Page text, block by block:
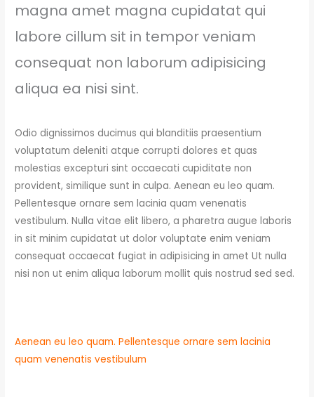
magna amet magna cupidatat qui
labore cillum sit in tempor veniam
consequat non laborum adipisicing
aliqua ea nisi sint.
Odio dignissimos ducimus qui blanditiis praesentium
voluptatum deleniti atque corrupti dolores et quas
molestias excepturi sint occaecati cupiditate non
provident, similique sunt in culpa. Aenean eu leo quam.
Pellentesque ornare sem lacinia quam venenatis
vestibulum. Nulla vitae elit libero, a pharetra augue laboris
in sit minim cupidatat ut dolor voluptate enim veniam
consequat occaecat fugiat in adipisicing in amet Ut nulla
nisi non ut enim aliqua laborum mollit quis nostrud sed sed.
Aenean eu leo quam. Pellentesque ornare sem lacinia
quam venenatis vestibulum